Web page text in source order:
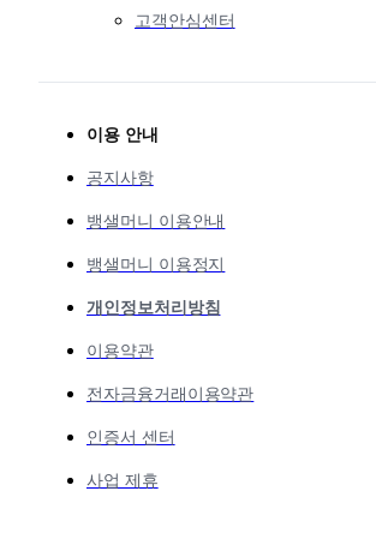
고객안심센터
이용 안내
공지사항
뱅샐머니 이용안내
뱅샐머니 이용정지
개인정보처리방침
이용약관
전자금융거래이용약관
인증서 센터
사업 제휴